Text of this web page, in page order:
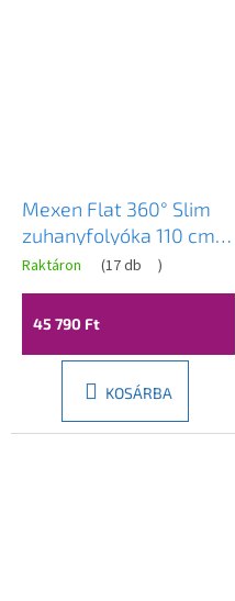
Mexen Flat 360° Slim
zuhanyfolyóka 110 cm,
szálcsiszolt grafit,
1E41110
Raktáron (17 db )
45 790 Ft
KOSÁRBA